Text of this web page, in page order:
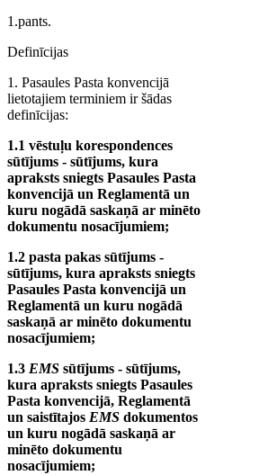
1.pants.
Definīcijas
1. Pasaules Pasta konvencijā
lietotajiem terminiem ir šādas
definīcijas:
1.1 vēstuļu korespondences
sūtījums - sūtījums, kura
apraksts sniegts Pasaules Pasta
konvencijā un Reglamentā un
kuru nogādā saskaņā ar minēto
dokumentu nosacījumiem;
1.2 pasta pakas sūtījums -
sūtījums, kura apraksts sniegts
Pasaules Pasta konvencijā un
Reglamentā un kuru nogādā
saskaņā ar minēto dokumentu
nosacījumiem;
1.3 EMS sūtījums - sūtījums,
kura apraksts sniegts Pasaules
Pasta konvencijā, Reglamentā
un saistītajos EMS dokumentos
un kuru nogādā saskaņā ar
minēto dokumentu
nosacījumiem;